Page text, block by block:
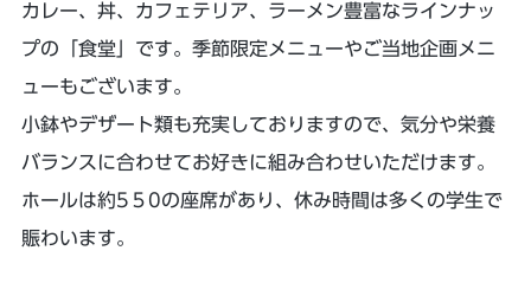
カレー、丼、カフェテリア、ラーメン豊富なラインナッ
プの「食堂」です。季節限定メニューやご当地企画メニ
ューもございます。
小鉢やデザート類も充実しておりますので、気分や栄養
バランスに合わせてお好きに組み合わせいただけます。
ホールは約5５0の座席があり、休み時間は多くの学生で
賑わいます。